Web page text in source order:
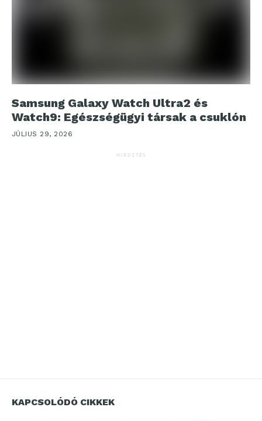
Samsung Galaxy Watch Ultra2 és
Watch9: Egészségügyi társak a csuklón
JÚLIUS 29, 2026
HIRDETÉS
KAPCSOLÓDÓ CIKKEK